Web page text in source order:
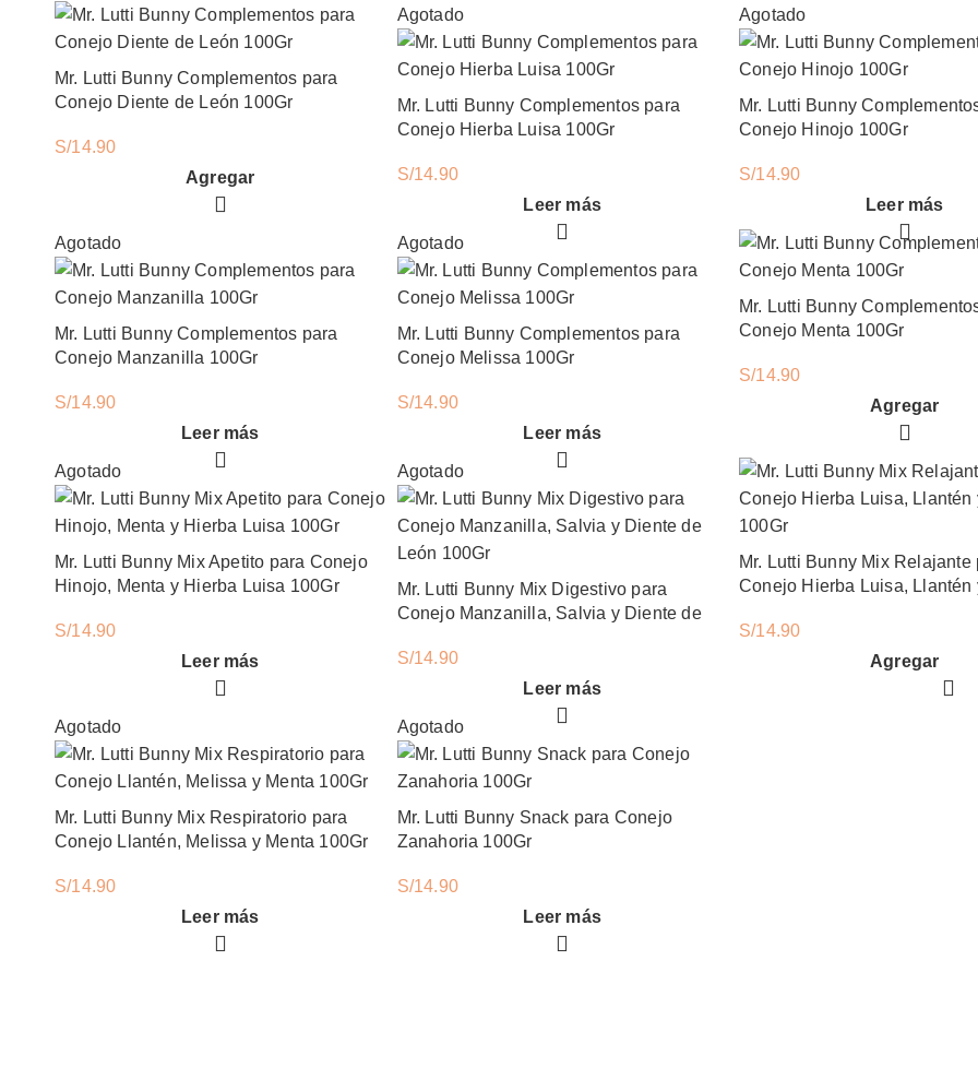
Mr. Lutti Bunny Complementos para
Conejo Diente de León 100Gr
S/14.90
Agregar
Agotado
Mr. Lutti Bunny Complementos para
Conejo Hierba Luisa 100Gr
S/14.90
Leer más
Agotado
Mr. Lutti Bunny
Conejo Hinojo 100Gr
S/14.90
Leer más
Agotado
Mr. Lutti Bunny Complementos para
Conejo Manzanilla 100Gr
S/14.90
Leer más
Agotado
Mr. Lutti Bunny Complementos para
Conejo Melissa 100Gr
S/14.90
Leer más
Mr. Lutti Bunny
Conejo Menta 100Gr
S/14.90
Agregar
Agotado
Mr. Lutti Bunny Mix Apetito para Conejo
Hinojo, Menta y Hierba Luisa 100Gr
S/14.90
Leer más
Agotado
Mr. Lutti Bunny Mix Digestivo para
Conejo Manzanilla, Salvia y Diente de
S/14.90
Leer más
Mr. Lutti Bunny Mix Relajante
Conejo Hierba Luisa, Llantén
S/14.90
Agregar
Agotado
Mr. Lutti Bunny Mix Respiratorio para
Conejo Llantén, Melissa y Menta 100Gr
S/14.90
Leer más
Agotado
Mr. Lutti Bunny Snack para Conejo
Zanahoria 100Gr
S/14.90
Leer más